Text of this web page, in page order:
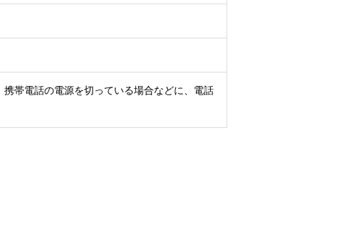
帯電話の電源を切っている場合などに、電話